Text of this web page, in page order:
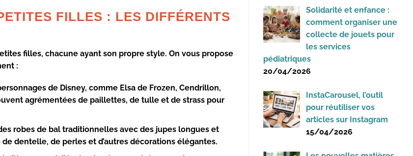
FILLES : LES DIFFÉRENTS
filles, chacune ayant son propre style. On vous propose
:
de Disney, comme Elsa de Frozen, Cendrillon,
agrémentées de paillettes, de tulle et de strass pour
robes de bal traditionnelles avec des jupes longues et
dentelle, de perles et d’autres décorations élégantes.
Solidarité et enfance :
comment organiser une
collecte de jouets pour
les services
pédiatriques
20/04/2026
InstaCarousel, l’outil
pour réutiliser vos
articles sur Instagram
15/04/2026